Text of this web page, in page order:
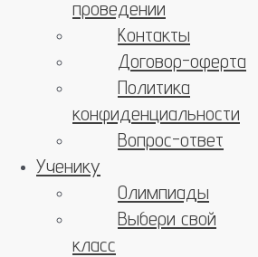
проведении
Контакты
Договор-оферта
Политика
конфиденциальности
Вопрос-ответ
Ученику
Олимпиады
Выбери свой
класс